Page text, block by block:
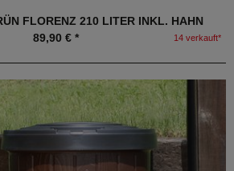
FLORENZ 210 LITER INKL. HAHN
89,90 € *
14 verkauft*